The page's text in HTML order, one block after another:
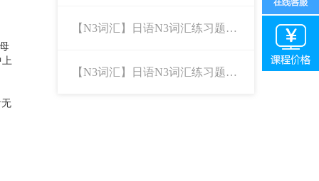
上
【N3词汇】日语N3词汇练习题
【N3词汇】日语N3词汇练习题